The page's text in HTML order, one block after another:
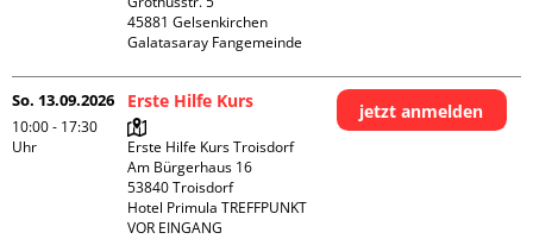
45881 Gelsenkirchen
Galatasaray Fangemeinde
So. 13.09.2026
10:00 - 17:30
Uhr
Erste Hilfe Kurs
Erste Hilfe Kurs Troisdorf
Am Bürgerhaus 16
53840 Troisdorf
Hotel Primula TREFFPUNKT
VOR EINGANG
jetzt anmelden